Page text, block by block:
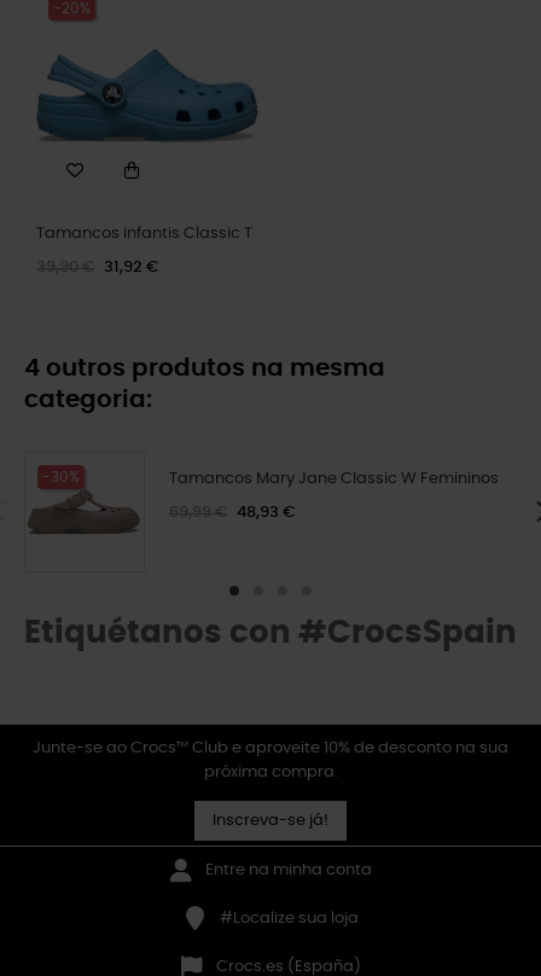
-20%
Tamancos infantis Classic T
39,90 € 31,92 €
4 outros produtos na mesma
categoria:
-30% Tamancos Mary Jane Classic W Femininos
69,99 € 48,93 €
Etiquétanos con #CrocsSpain
Junte-se ao Crocs™ Club e aproveite 10% de desconto na sua
próxima compra.
Inscreva-se já!
Entre na minha conta
#Localize sua loja
Crocs.es (España)